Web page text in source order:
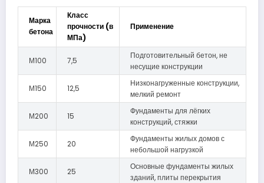
Марка
бетона
Класс
прочности (в
МПа)
Применение
М100 7,5
Подготовительный бетон, не
несущие конструкции
М150 12,5
Низконагруженные конструкции,
мелкий ремонт
М200 15
Фундаменты для лёгких
конструкций, стяжки
М250 20
Фундаменты жилых домов с
небольшой нагрузкой
М300 25
Основные фундаменты жилых
зданий, плиты перекрытия